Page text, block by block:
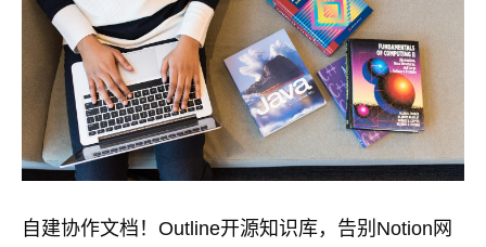
自建协作文档！Outline开源知识库，告别Notion网